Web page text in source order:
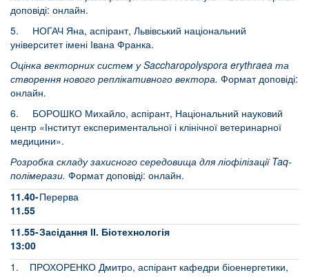
доповіді: онлайн.
5. НОГАЧ Яна, аспірант, Львівський національний
університет імені Івана Франка.
Оцінка векторних систем у Saccharopolyspora erythraea та
створення нового реплікативного вектора. Формат доповіді:
онлайн.
6. БОРОШКО Михайло, аспірант, Національний науковий
центр «Інститут експериментальної і клінічної ветеринарної
медицини».
Розробка складу захисного середовища для ліофілізації Taq-
полімерази. Формат доповіді: онлайн.
11.40-
11.55
Перерва
11.55-
13:00
Засідання ІІ. Біотехнологія
1. ПРОХОРЕНКО Дмитро, аспірант кафедри біоенергетики,